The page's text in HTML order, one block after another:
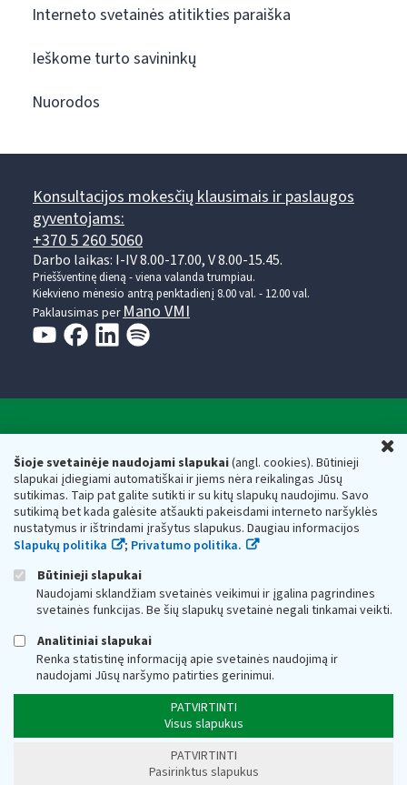
Šioje svetainėje naudojami slapukai(angl. cookies). Būtinieji
slapukai įdiegiami automatiškai ir jiems nėra reikalingas Jūsų
sutikimas. Taip pat galite sutikti ir su kitų slapukų naudojimu. Savo
sutikimą bet kada galėsite atšaukti pakeisdami interneto naršyklės
nustatymus ir ištrindami įrašytus slapukus. Daugiau informacijos
Slapukų politika
; Privatumo politika.
Būtinieji slapukai
Naudojami sklandžiam svetainės veikimui ir įgalina pagrindines
svetainės funkcijas. Be šių slapukų svetainė negali tinkamai veikti.
Analitiniai slapukai
Renka statistinę informaciją apie svetainės naudojimą ir
naudojami Jūsų naršymo patirties gerinimui.
PATVIRTINTI
Visus slapukus
PATVIRTINTI
Pasirinktus slapukus
Interneto svetainės atitikties paraiška
Ieškome turto savininkų
Nuorodos
Konsultacijos mokesčių klausimais ir paslaugos
gyventojams:
+370 5 260 5060
Darbo laikas: I-IV 8.00-17.00, V 8.00-15.45.
Prieššventinę dieną - viena valanda trumpiau.
Kiekvieno mėnesio antrą penktadienį 8.00 val. - 12.00 val.
Paklausimas per Mano VMI
Respublikos finansų ministerijos
Biudžetinė įstaiga. Juridinio asmens kodas — 188659752,
adresas: Vasario 16-osios g. 14, 01107 Vilnius, Lietuva, el.paštas:
vmi@vmi.lt, E. pristatymo dėžutės adresas 188659752
Duomenys apie Valstybinę mokesčių inspekciją prie Lietuvos
Respublikos finansų ministerijos kaupiami ir saugomi Juridinių